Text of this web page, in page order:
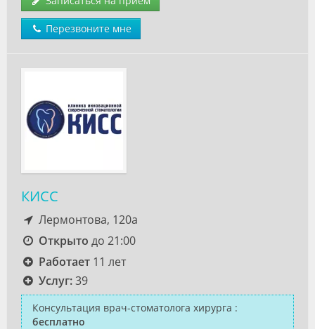
Перезвоните мне
КИСС
Лермонтова, 120а
Открыто до 21:00
Работает11 лет
Услуг:39
Консультация врач-стоматолога хирурга :
бесплатно